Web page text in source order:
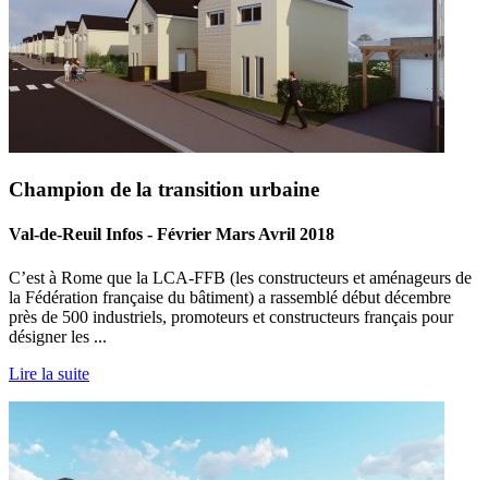
Champion de la transition urbaine
Val-de-Reuil Infos - Février Mars Avril 2018
C’est à Rome que la LCA-FFB (les constructeurs et aménageurs de
la Fédération française du bâtiment) a rassemblé début décembre
près de 500 industriels, promoteurs et constructeurs français pour
désigner les ...
Lire la suite